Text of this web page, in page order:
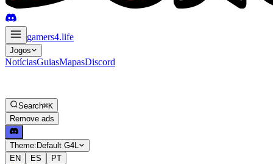
gamers4.life
Jogos
NotíciasGuiasMapasDiscord
Search⌘K
Remove ads
Theme: Default G4L
EN
ES PT